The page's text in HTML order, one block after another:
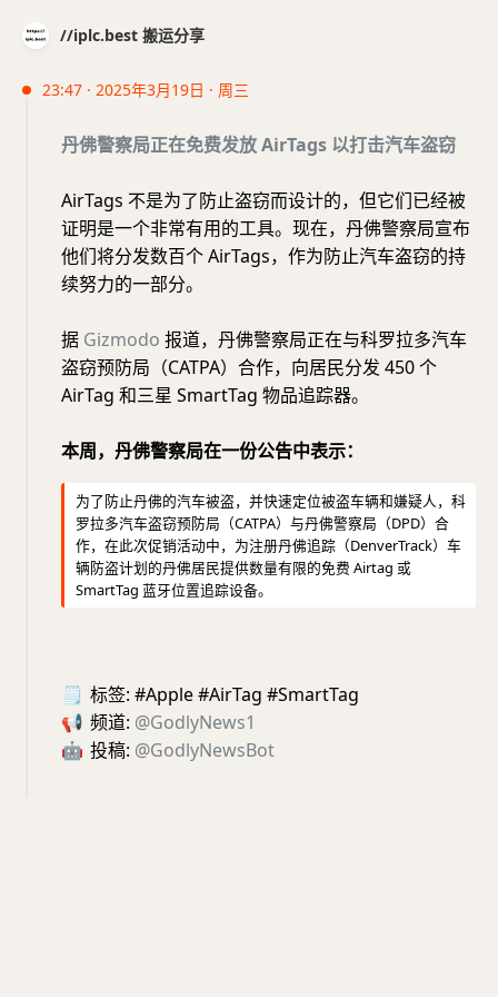
//iplc.best 搬运分享
23:47 · 2025年3月19日 · 周三
丹佛警察局正在免费发放 AirTags 以打击汽车盗窃
AirTags 不是为了防止盗窃而设计的，但它们已经被
证明是一个非常有用的工具。现在，丹佛警察局宣布
他们将分发数百个 AirTags，作为防止汽车盗窃的持
续努力的一部分。
据 Gizmodo 报道，丹佛警察局正在与科罗拉多汽车
盗窃预防局（CATPA）合作，向居民分发 450 个
AirTag 和三星 SmartTag 物品追踪器。
本周，丹佛警察局在一份公告中表示：
为了防止丹佛的汽车被盗，并快速定位被盗车辆和嫌疑人，科
罗拉多汽车盗窃预防局（CATPA）与丹佛警察局（DPD）合
作，在此次促销活动中，为注册丹佛追踪（DenverTrack）车
辆防盗计划的丹佛居民提供数量有限的免费 Airtag 或
SmartTag 蓝牙位置追踪设备。
🗒 标签: #Apple #AirTag #SmartTag
📢 频道: @GodlyNews1
🤖 投稿: @GodlyNewsBot